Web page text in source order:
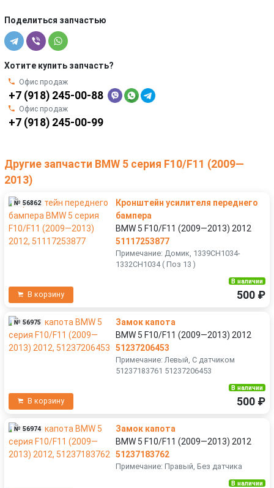
Поделиться запчастью
Хотите купить запчасть?
Офис продаж
+7 (918) 245-00-88
Офис продаж
+7 (918) 245-00-99
Другие запчасти BMW 5 серия F10/F11 (2009—
2013)
№ 56862
Кронштейн усилителя переднего
бампера
BMW 5 F10/F11 (2009—2013) 2012
51117253877
Примечание: Домик, 1339CH1034-
1332CH1034 ( Поз 13 )
В корзину
В наличии
500 ₽
№ 56975
Замок капота
BMW 5 F10/F11 (2009—2013) 2012
51237206453
Примечание: Левый, С датчиком
51237183761 51237206453
В корзину
В наличии
500 ₽
№ 56974
Замок капота
BMW 5 F10/F11 (2009—2013) 2012
51237183762
Примечание: Правый, Без датчика
В наличии